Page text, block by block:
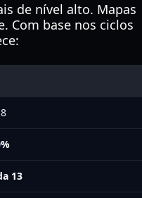
de nível alto. Mapas
Com base nos ciclos
13